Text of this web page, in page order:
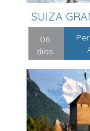
SUIZA
06
días